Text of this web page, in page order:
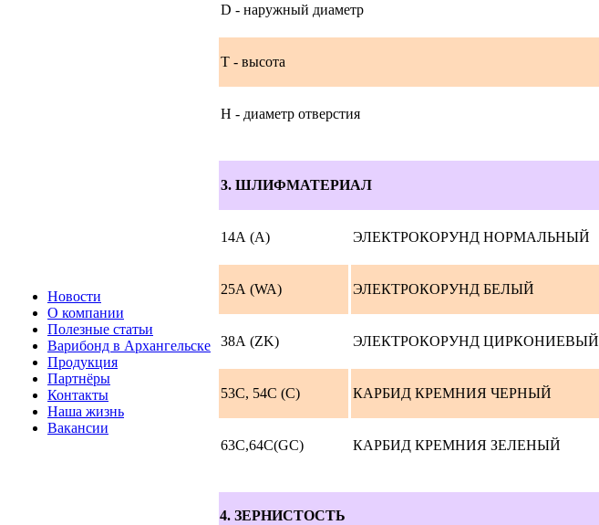
Новости
О компании
Полезные статьи
Варибонд в Архангельске
Продукция
Партнёры
Контакты
Наша жизнь
Вакансии
D - наружный диаметр
T - высота
H - диаметр отверстия
3. ШЛИФМАТЕРИАЛ
14А (A) ЭЛЕКТРОКОРУНД НОРМАЛЬНЫЙ
25А (WA) ЭЛЕКТРОКОРУНД БЕЛЫЙ
38А (ZK) ЭЛЕКТРОКОРУНД ЦИРКОНИЕВЫЙ
53С, 54C (C) КАРБИД КРЕМНИЯ ЧЕРНЫЙ
63C,64С(GC) КАРБИД КРЕМНИЯ ЗЕЛЕНЫЙ
4. ЗЕРНИСТОСТЬ